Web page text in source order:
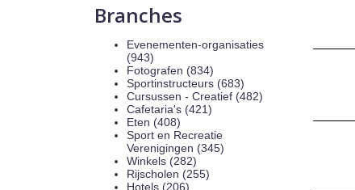
Branches
Evenementen-organisaties
(943)
Fotografen (834)
Sportinstructeurs (683)
Cursussen - Creatief (482)
Cafetaria's (421)
Eten (408)
Sport en Recreatie
Verenigingen (345)
Winkels (282)
Rijscholen (255)
Hotels (206)